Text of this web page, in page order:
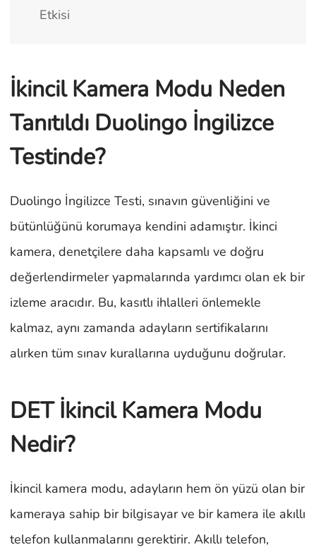
Etkisi
İkincil Kamera Modu Neden
Tanıtıldı Duolingo İngilizce
Testinde?
Duolingo İngilizce Testi, sınavın güvenliğini ve
bütünlüğünü korumaya kendini adamıştır. İkinci
kamera, denetçilere daha kapsamlı ve doğru
değerlendirmeler yapmalarında yardımcı olan ek bir
izleme aracıdır. Bu, kasıtlı ihlalleri önlemekle
kalmaz, aynı zamanda adayların sertifikalarını
alırken tüm sınav kurallarına uyduğunu doğrular.
DET İkincil Kamera Modu
Nedir?
İkincil kamera modu, adayların hem ön yüzü olan bir
kameraya sahip bir bilgisayar ve bir kamera ile akıllı
telefon kullanmalarını gerektirir. Akıllı telefon,